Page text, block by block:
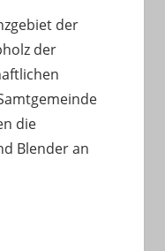
der
der
die
Blender an